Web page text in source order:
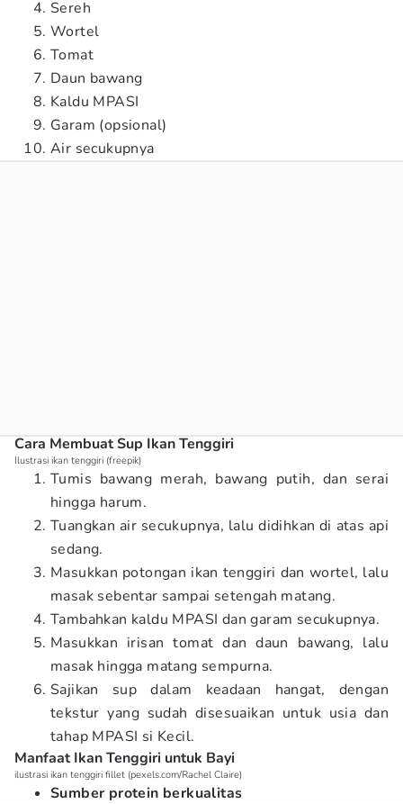
Sereh
Wortel
Tomat
Daun bawang
Kaldu MPASI
Garam (opsional)
Air secukupnya
Cara Membuat Sup Ikan Tenggiri
Ilustrasi ikan tenggiri (freepik)
Tumis bawang merah, bawang putih, dan serai
hingga harum.
Tuangkan air secukupnya, lalu didihkan di atas api
sedang.
Masukkan potongan ikan tenggiri dan wortel, lalu
masak sebentar sampai setengah matang.
Tambahkan kaldu MPASI dan garam secukupnya.
Masukkan irisan tomat dan daun bawang, lalu
masak hingga matang sempurna.
Sajikan sup dalam keadaan hangat, dengan
tekstur yang sudah disesuaikan untuk usia dan
tahap MPASI si Kecil.
Manfaat Ikan Tenggiri untuk Bayi
ilustrasi ikan tenggiri fillet (pexels.com/Rachel Claire)
Sumber protein berkualitas